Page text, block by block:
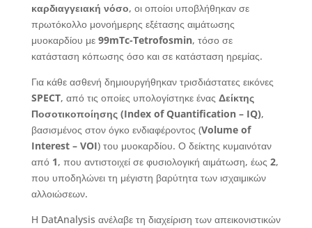
καρδιαγγειακή νόσο, οι οποίοι υποβλήθηκαν σε
πρωτόκολλο μονοήμερης εξέτασης αιμάτωσης
μυοκαρδίου με 99mTc-Tetrofosmin, τόσο σε
κατάσταση κόπωσης όσο και σε κατάσταση ηρεμίας.
Για κάθε ασθενή δημιουργήθηκαν τρισδιάστατες εικόνες
SPECT, από τις οποίες υπολογίστηκε ένας Δείκτης
Ποσοτικοποίησης (Index of Quantification – IQ),
βασισμένος στον όγκο ενδιαφέροντος (Volume of
Interest – VOI) του μυοκαρδίου. Ο δείκτης κυμαινόταν
από 1, που αντιστοιχεί σε φυσιολογική αιμάτωση, έως 2,
που υποδηλώνει τη μέγιστη βαρύτητα των ισχαιμικών
αλλοιώσεων.
Η DatAnalysis ανέλαβε τη διαχείριση των απεικονιστικών